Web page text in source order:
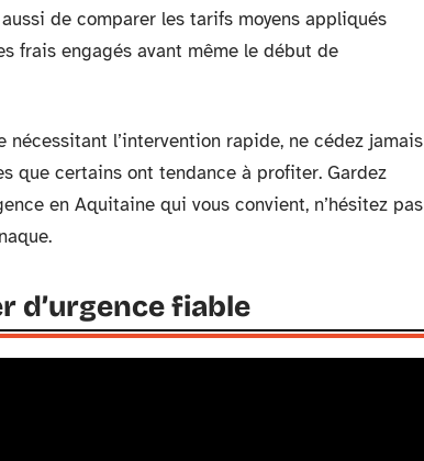
de comparer les tarifs moyens appliqués
frais engagés avant même le début de
l’intervention rapide, ne cédez jamais
que certains ont tendance à profiter. Gardez
en Aquitaine qui vous convient, n’hésitez pas
d’urgence fiable